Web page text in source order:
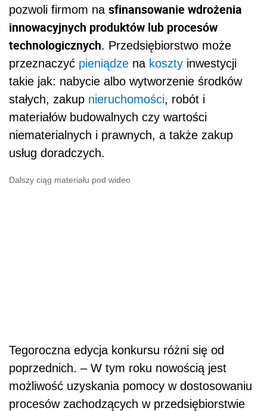
pozwoli firmom na sfinansowanie wdrożenia
innowacyjnych produktów lub procesów
technologicznych. Przedsiębiorstwo może
przeznaczyć pieniądze na koszty inwestycji
takie jak: nabycie albo wytworzenie środków
stałych, zakup nieruchomości, robót i
materiałów budowalnych czy wartości
niematerialnych i prawnych, a także zakup
usług doradczych.
Dalszy ciąg materiału pod wideo
Tegoroczna edycja konkursu różni się od
poprzednich. – W tym roku nowością jest
możliwość uzyskania pomocy w dostosowaniu
procesów zachodzących w przedsiębiorstwie